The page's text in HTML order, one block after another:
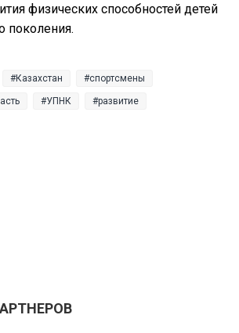
физических способностей детей
поколения.
Казахстан спортсмены
УПНК развитие